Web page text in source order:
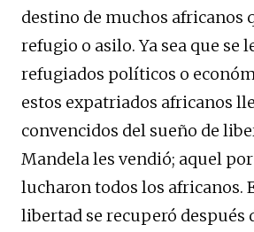
destino de muchos africanos
refugio o asilo. Ya sea que se
refugiados políticos o
estos expatriados africanos
convencidos del sueño de
Mandela les vendió; aquel
lucharon todos los africanos.
libertad se recuperó después